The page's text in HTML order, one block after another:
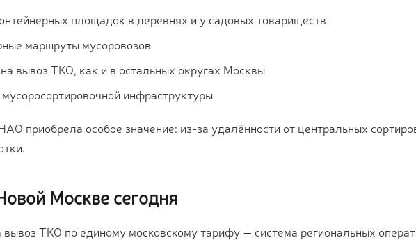
площадок в деревнях и у садовых товариществ
маршруты мусоровозов
вывоз ТКО, как и в остальных округах Москвы
инфраструктуры
приобрела особое значение: из-за удалённости от центральных
Москве сегодня
ТКО по единому московскому тарифу — система региональных